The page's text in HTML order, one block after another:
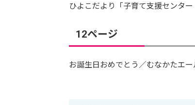
ひよこだより「子育て支援センタ
12ページ
お誕生日おめでとう／むなかたエ